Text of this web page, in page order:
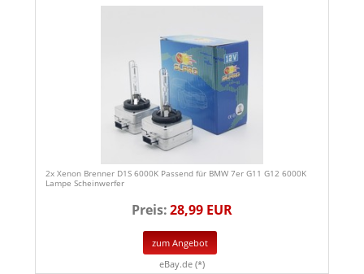
2x Xenon Brenner D1S 6000K Passend für BMW 7er G11 G12 6000K
Lampe Scheinwerfer
Preis:28,99 EUR
zum Angebot
eBay.de (*)